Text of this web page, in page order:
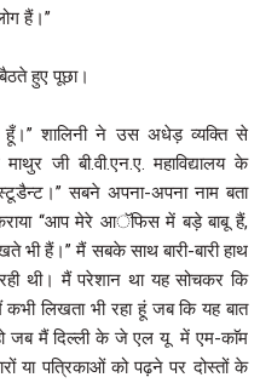
हैं।’’
हुए पूछा।
शालिनी ने उस अधेड़ व्यक्ति से
जी बी.वी.एन.ए. महाविद्यालय के
सबने अपना-अपना नाम बता
‘‘आप मेरे आॅफिस में बड़े बाबू हैं,
हैं।’’ मैं सबके साथ बारी-बारी हाथ
थी। मैं परेशान था यह सोचकर कि
लिखता भी रहा हूं जब कि यह बात
जब मैं दिल्ली के जे एल यू में एम-काॅम
या पत्रिकाओं को पढ़ने पर दोस्तों के